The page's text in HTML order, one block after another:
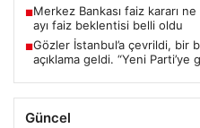
■Merkez Bankası faiz kararı
ayı faiz beklentisi belli oldu
■Gözler İstanbul’a çevrildi, bir
açıklama geldi. “Yeni Parti’ye
Güncel